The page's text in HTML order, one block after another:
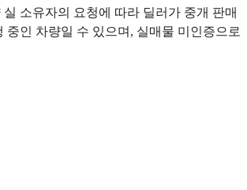
소유자의 요청에 따라 딜러가 중개 판매
중인 차량일 수 있으며, 실매물 미인증으로